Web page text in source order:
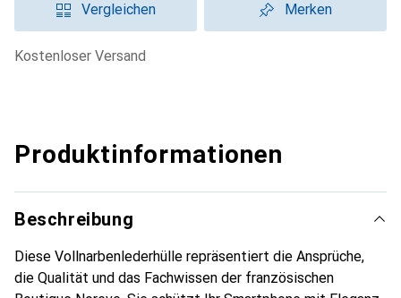
Vergleichen Merken
kostenloser Versand
Produktinformationen
Beschreibung
Diese Vollnarbenlederhülle repräsentiert die Ansprüche,
die Qualität und das Fachwissen der französischen